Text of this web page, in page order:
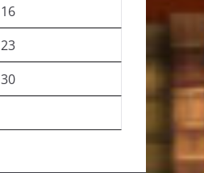
16
23
30